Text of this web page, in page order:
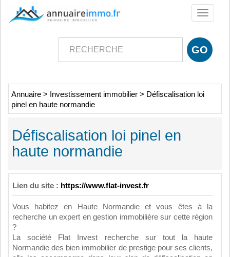
Toggle
Annuaire > Investissement immobilier > Défiscalisation loi
pinel en haute normandie
Défiscalisation loi pinel en
haute normandie
Lien du site : https://www.flat-invest.fr
Vous habitez en Haute Normandie et vous êtes à la
recherche un expert en gestion immobilière sur cette région
?
La société Flat Invest recherche sur tout la haute
Normandie des bien immobilier de prestige pour ses clients,